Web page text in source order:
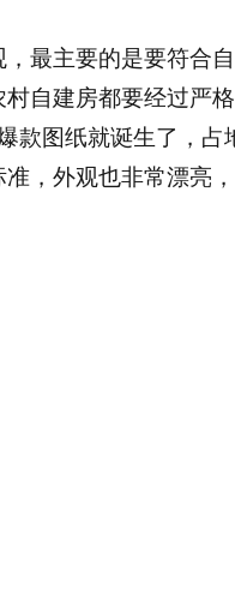
最主要的是要符合
自建房都要经过严
款图纸就诞生了，
，外观也非常漂亮